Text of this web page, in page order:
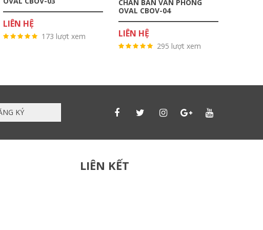
LIÊN HỆ
173 lượt xem
CHÂN BÀN VĂN PHÒNG
OVAL CBOV-04
LIÊN HỆ
295 lượt xem
LIÊN KẾT